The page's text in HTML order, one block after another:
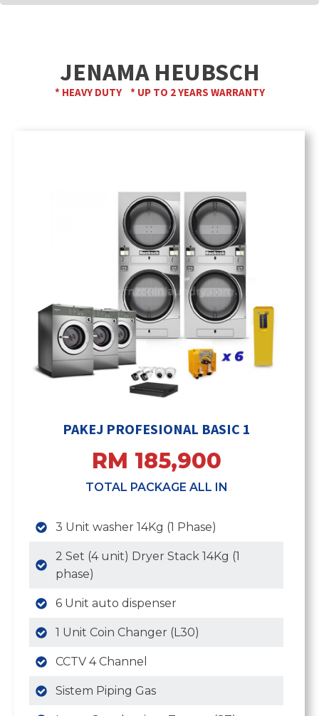
JENAMA HEUBSCH
* HEAVY DUTY * UP TO 2 YEARS WARRANTY
PAKEJ PROFESIONAL BASIC 1
RM 185,900
TOTAL PACKAGE ALL IN
3 Unit washer 14Kg (1 Phase)
2 Set (4 unit) Dryer Stack 14Kg (1
phase)
6 Unit auto dispenser
1 Unit Coin Changer (L30)
CCTV 4 Channel
Sistem Piping Gas